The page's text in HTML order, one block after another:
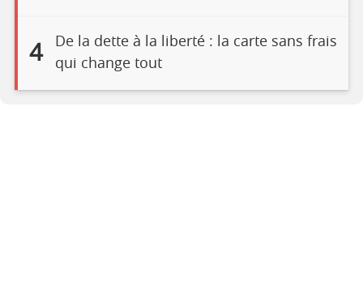
4
De la dette à la liberté : la carte sans frais
qui change tout